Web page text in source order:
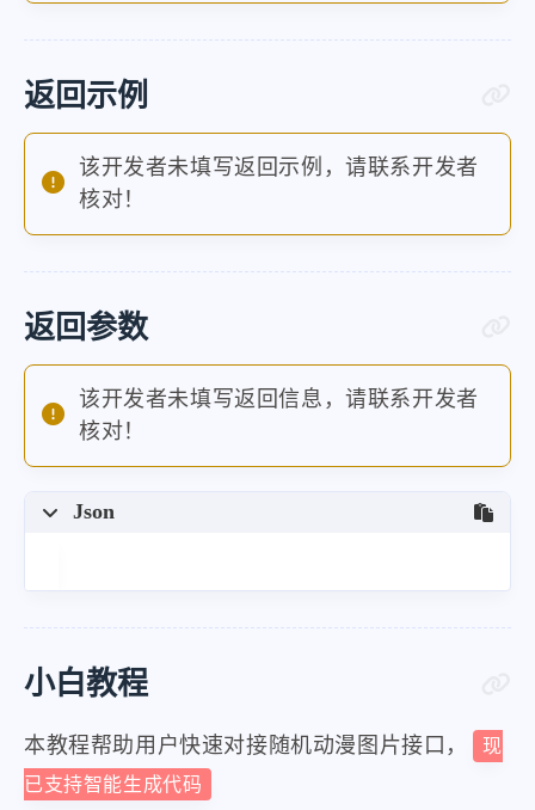
返回示例
该开发者未填写返回示例，请联系开发者
核对！
返回参数
该开发者未填写返回信息，请联系开发者
核对！
Json
小白教程
本教程帮助用户快速对接随机动漫图片接口，
现
已支持智能生成代码